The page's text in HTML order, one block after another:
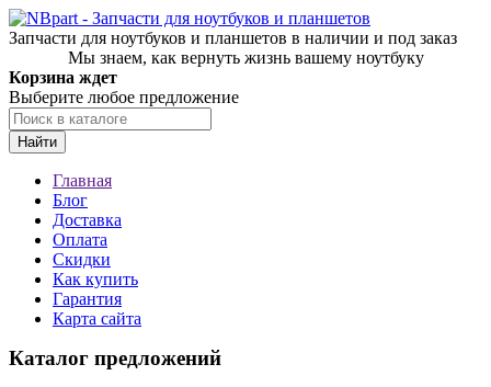
Запчасти для ноутбуков и планшетов в наличии и под заказ
Мы знаем, как вернуть жизнь вашему ноутбуку
Корзина ждет
Выберите любое предложение
Найти
Главная
Блог
Доставка
Оплата
Скидки
Как купить
Гарантия
Карта сайта
Каталог предложений